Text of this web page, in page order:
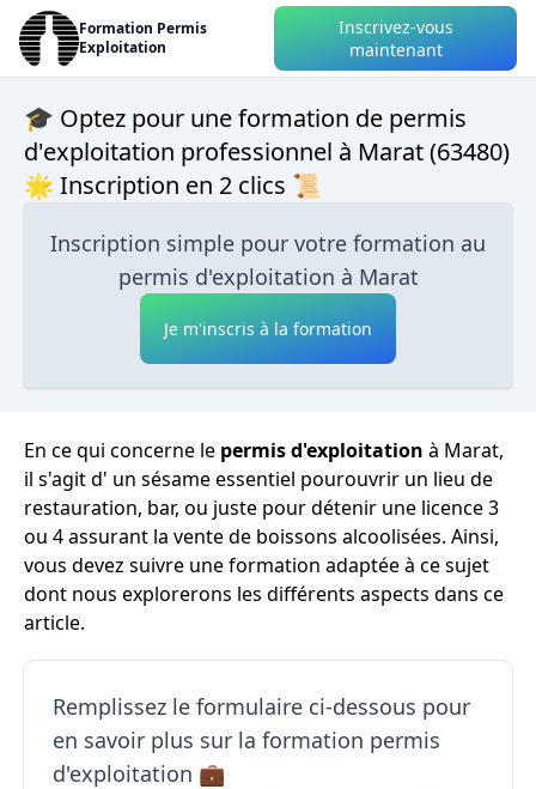
Formation Permis
Exploitation
Inscrivez-vous
maintenant
🎓 Optez pour une formation de permis
d'exploitation professionnel à Marat (63480)
🌟 Inscription en 2 clics 📜
Inscription simple pour votre formation au
permis d'exploitation à Marat
Je m'inscris à la formation
En ce qui concerne le permis d'exploitation à Marat,
il s'agit d' un sésame essentiel pourouvrir un lieu de
restauration, bar, ou juste pour détenir une licence 3
ou 4 assurant la vente de boissons alcoolisées. Ainsi,
vous devez suivre une formation adaptée à ce sujet
dont nous explorerons les différents aspects dans ce
article.
Remplissez le formulaire ci-dessous pour
en savoir plus sur la formation permis
d'exploitation 💼